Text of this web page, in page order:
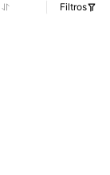
Filtros